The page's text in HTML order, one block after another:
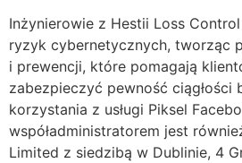
Inżynierowie z Hestii Loss
ryzyk cybernetycznych, tworząc
i prewencji, które pomagają
zabezpieczyć pewność ciągłości
korzystania z usługi Piksel
współadministratorem jest
Limited z siedzibą w Dublinie, 4